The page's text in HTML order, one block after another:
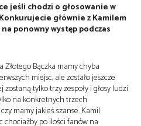
jeśli chodzi o głosowanie w
głównie z Kamilem
ponowny występ podczas
Złotego Bączka mamy chyba
miejsc, ale zostało jeszcze
tylko trzy zespoły i głosy ludzi
na konkretnych trzech
mamy jakieś szanse. Kamil
chociażby po ilości fanów na